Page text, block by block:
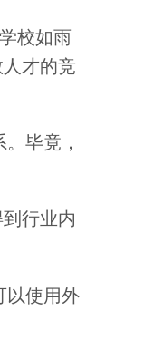
校如雨
才的竞
毕竟，
行业内
以使用外